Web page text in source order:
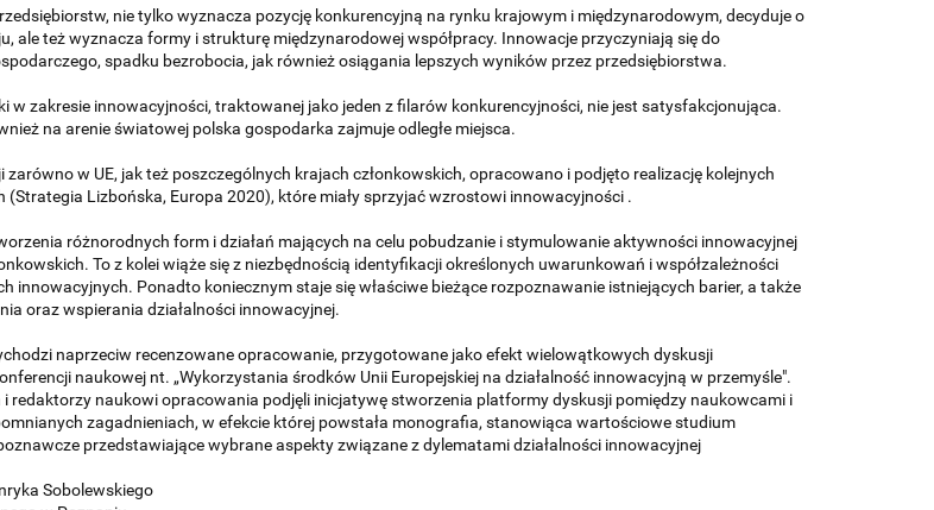
nie tylko wyznacza pozycję konkurencyjną na rynku krajowym i międzynarodowym, decyduje o
ale też wyznacza formy i strukturę międzynarodowej współpracy. Innowacje przyczyniają się do
spadku bezrobocia, jak również osiągania lepszych wyników przez przedsiębiorstwa.
w zakresie innowacyjności, traktowanej jako jeden z filarów konkurencyjności, nie jest satysfakcjonująca.
na arenie światowej polska gospodarka zajmuje odległe miejsca.
w UE, jak też poszczególnych krajach członkowskich, opracowano i podjęto realizację kolejnych
Lizbońska, Europa 2020), które miały sprzyjać wzrostowi innowacyjności .
różnorodnych form i działań mających na celu pobudzanie i stymulowanie aktywności innowacyjnej
To z kolei wiąże się z niezbędnością identyfikacji określonych uwarunkowań i współzależności
innowacyjnych. Ponadto koniecznym staje się właściwe bieżące rozpoznawanie istniejących barier, a także
oraz wspierania działalności innowacyjnej.
naprzeciw recenzowane opracowanie, przygotowane jako efekt wielowątkowych dyskusji
naukowej nt. „Wykorzystania środków Unii Europejskiej na działalność innowacyjną w przemyśle".
redaktorzy naukowi opracowania podjęli inicjatywę stworzenia platformy dyskusji pomiędzy naukowcami i
zagadnieniach, w efekcie której powstała monografia, stanowiąca wartościowe studium
przedstawiające wybrane aspekty związane z dylematami działalności innowacyjnej
Sobolewskiego